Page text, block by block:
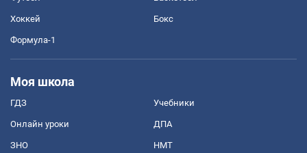
Хоккей Бокс
Формула-1
Моя школа
ГДЗ Учебники
Онлайн уроки ДПА
ЗНО НМТ